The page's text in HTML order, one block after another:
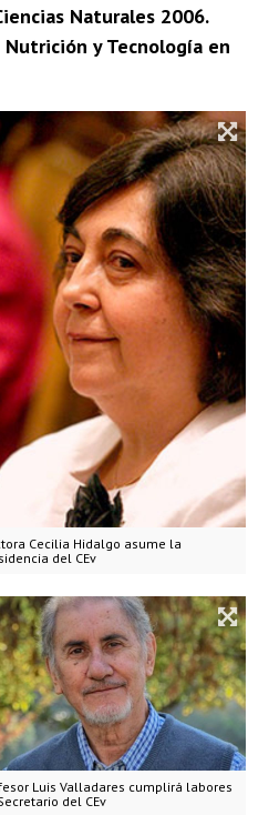
Naturales 2006.
y Tecnología en
Cecilia Hidalgo asume la
del CEv
Luis Valladares cumplirá labores
del CEv